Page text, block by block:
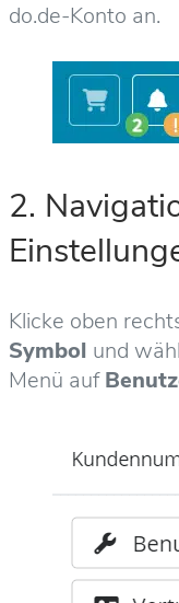
do.de-Konto an.
2.
Klicke oben
Symbol und
Menü auf